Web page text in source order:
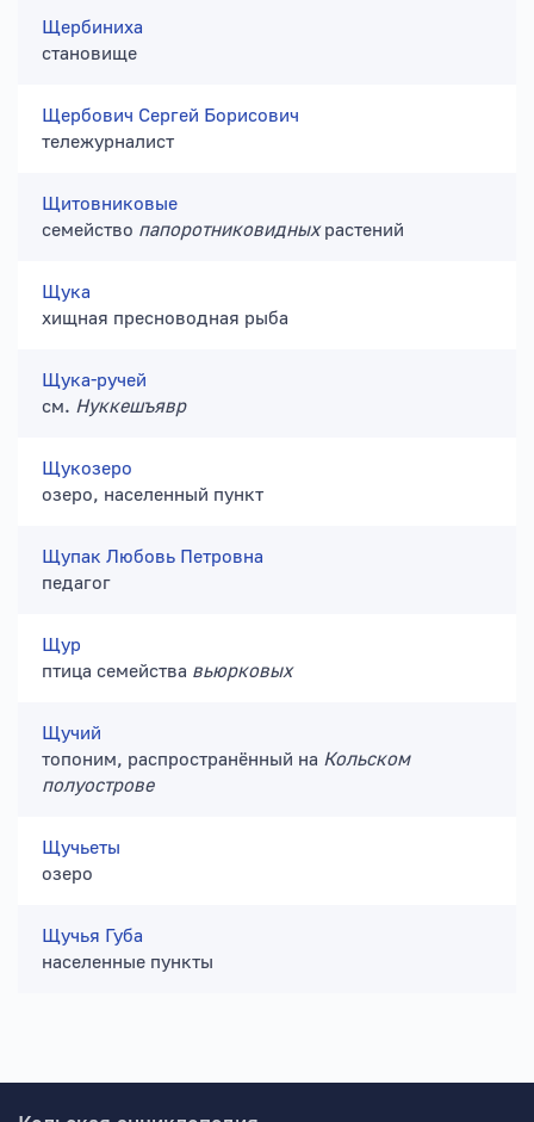
Щербиниха
становище
Щербович Сергей Борисович
тележурналист
Щитовниковые
семейство папоротниковидныхрастений
Щука
хищная пресноводная рыба
Щука-ручей
см. Нуккешъявр
Щукозеро
озеро, населенный пункт
Щупак Любовь Петровна
педагог
Щур
птица семейства вьюрковых
Щучий
топоним, распространённый на Кольском
полуострове
Щучьеты
озеро
Щучья Губа
населенные пункты